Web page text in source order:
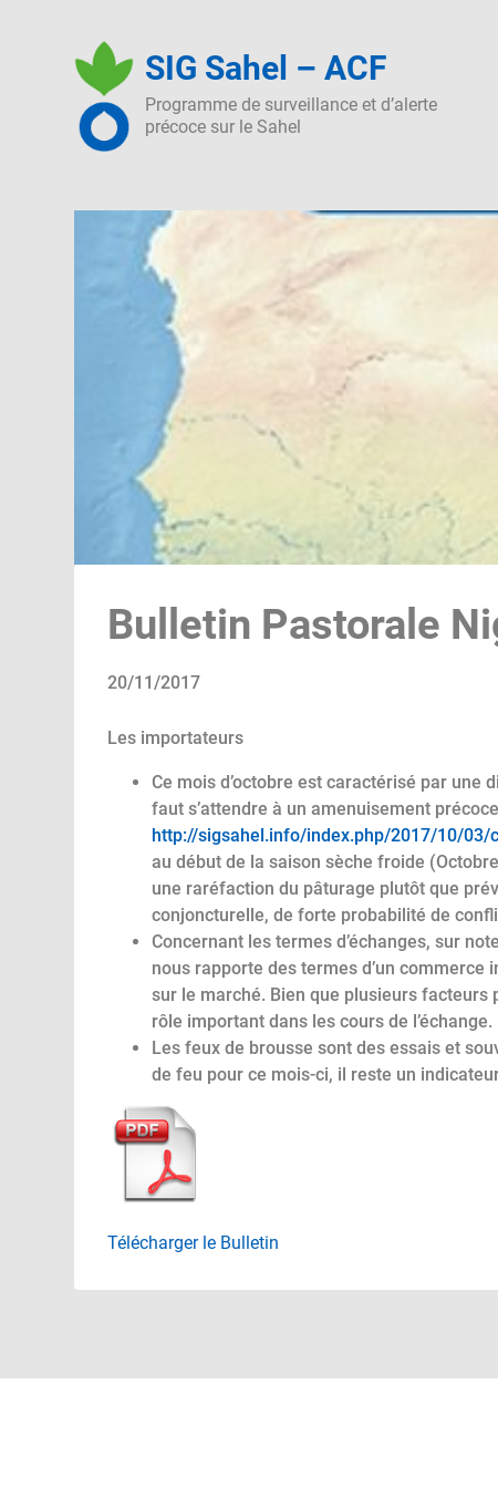
SIG Sahel – ACF
Programme de surveillance et d’alerte
précoce sur le Sahel
Bulletin Pastorale
20/11/2017
Les importateurs
Ce mois d’octobre est caractérisé par une
faut s’attendre à un amenuisement
http://sigsahel.info/index.php/2017/10/03/
au début de la saison sèche froide
une raréfaction du pâturage plutôt que
conjoncturelle, de forte probabilité de
Concernant les termes d’échanges, sur
nous rapporte des termes d’un
sur le marché. Bien que plusieurs facteurs
rôle important dans les cours de l’échange.
Les feux de brousse sont des essais et
de feu pour ce mois-ci, il reste un
Télécharger le Bulletin